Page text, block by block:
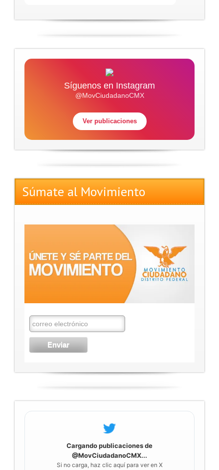
Síguenos en Instagram
@MovCiudadanoCMX
Ver publicaciones
Súmate al Movimiento
Cargando publicaciones de
@MovCiudadanoCMX...
Si no carga, haz clic aquí para ver en X